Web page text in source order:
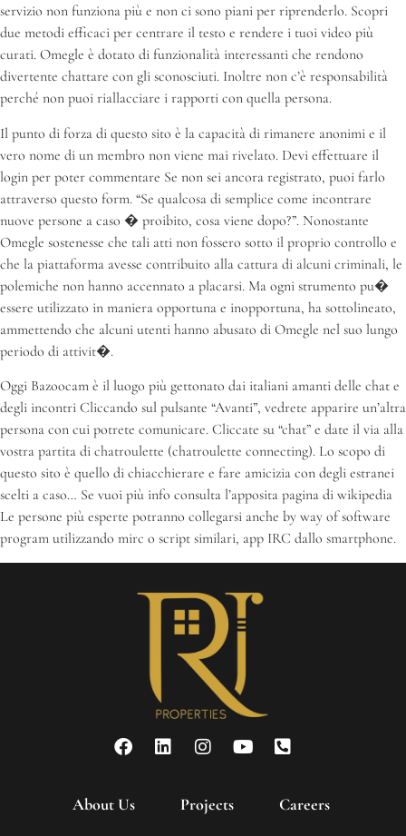
servizio non funziona più e non ci sono piani per riprenderlo. Scopri
due metodi efficaci per centrare il testo e rendere i tuoi video più
curati. Omegle è dotato di funzionalità interessanti che rendono
divertente chattare con gli sconosciuti. Inoltre non c’è responsabilità
perché non puoi riallacciare i rapporti con quella persona.
Il punto di forza di questo sito è la capacità di rimanere anonimi e il
vero nome di un membro non viene mai rivelato. Devi effettuare il
login per poter commentare Se non sei ancora registrato, puoi farlo
attraverso questo form. “Se qualcosa di semplice come incontrare
nuove persone a caso � proibito, cosa viene dopo?”. Nonostante
Omegle sostenesse che tali atti non fossero sotto il proprio controllo e
che la piattaforma avesse contribuito alla cattura di alcuni criminali, le
polemiche non hanno accennato a placarsi. Ma ogni strumento pu�
essere utilizzato in maniera opportuna e inopportuna, ha sottolineato,
ammettendo che alcuni utenti hanno abusato di Omegle nel suo lungo
periodo di attivit�.
Oggi Bazoocam è il luogo più gettonato dai italiani amanti delle chat e
degli incontri Cliccando sul pulsante “Avanti”, vedrete apparire un’altra
persona con cui potrete comunicare. Cliccate su “chat” e date il via alla
vostra partita di chatroulette (chatroulette connecting). Lo scopo di
questo sito è quello di chiacchierare e fare amicizia con degli estranei
scelti a caso… Se vuoi più info consulta l’apposita pagina di wikipedia
Le persone più esperte potranno collegarsi anche by way of software
program utilizzando mirc o script similari, app IRC dallo smartphone.
About Us Projects Careers